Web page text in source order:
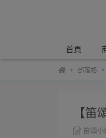
首頁
部落格
【笛
笛頌小